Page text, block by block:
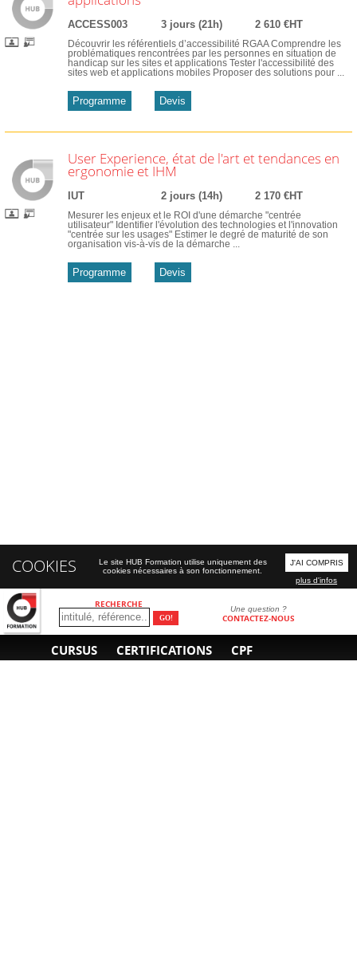
RECHERCHE Une question ?
CONTACTEZ-NOUS
CURSUS CERTIFICATIONS CPF
ACCESS003 3 jours (21h) 2 610 €HT
Découvrir les référentiels d’accessibilité RGAA Comprendre les
problématiques rencontrées par les personnes en situation de
handicap sur les sites et applications Tester l'accessibilité des
sites web et applications mobiles Proposer des solutions pour ...
Programme Devis
User Experience, état de l'art et tendances en
ergonomie et IHM
IUT 2 jours (14h) 2 170 €HT
Mesurer les enjeux et le ROI d'une démarche "centrée
utilisateur" Identifier l'évolution des technologies et l'innovation
"centrée sur les usages" Estimer le degré de maturité de son
organisation vis-à-vis de la démarche ...
Programme Devis
COOKIES
Le site HUB Formation utilise uniquement des
cookies nécessaires à son fonctionnement.
J'AI COMPRIS
plus d'infos